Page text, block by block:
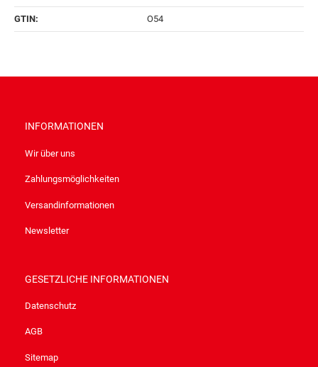
GTIN: O54
INFORMATIONEN
Wir über uns
Zahlungsmöglichkeiten
Versandinformationen
Newsletter
GESETZLICHE INFORMATIONEN
Datenschutz
AGB
Sitemap